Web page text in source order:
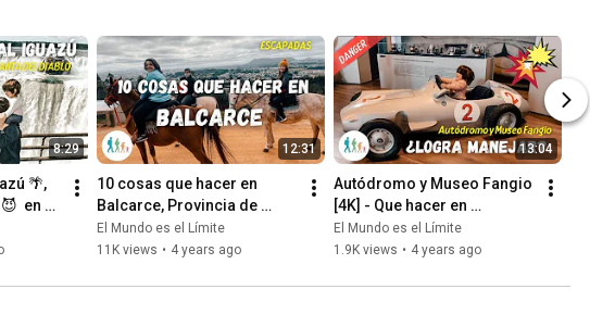
8:29
🌴,
en
12:31
10 cosas que hacer en
Balcarce, Provincia de
Buenos Aires.
El Mundo es el Límite
11K views • 4 years ago
13:04
Autódromo y Museo Fangio
[4K] - Que hacer en
Balcarce. Parte 2.
El Mundo es el Límite
1.9K views • 4 years ago